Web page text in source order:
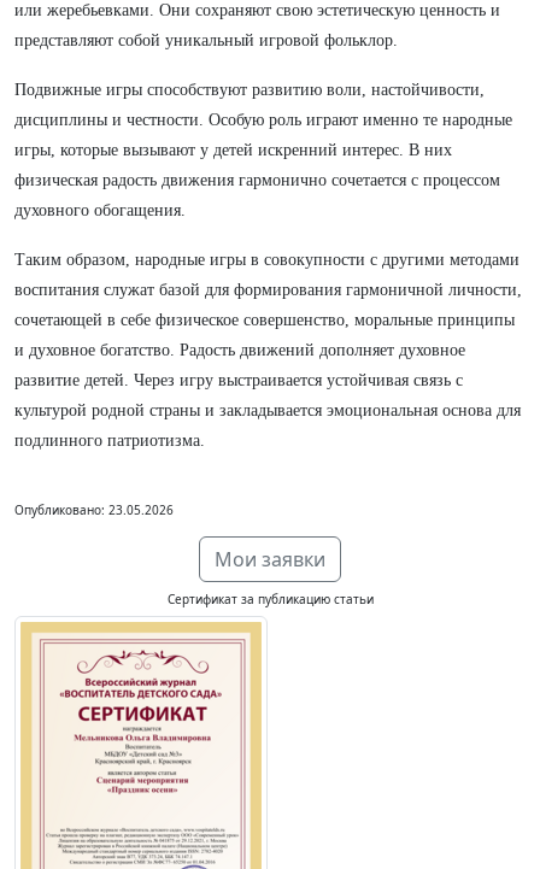
или жеребьевками. Они сохраняют свою эстетическую ценность и
представляют собой уникальный игровой фольклор.
Подвижные игры способствуют развитию воли, настойчивости,
дисциплины и честности. Особую роль играют именно те народные
игры, которые вызывают у детей искренний интерес. В них
физическая радость движения гармонично сочетается с процессом
духовного обогащения.
Таким образом, народные игры в совокупности с другими методами
воспитания служат базой для формирования гармоничной личности,
сочетающей в себе физическое совершенство, моральные принципы
и духовное богатство. Радость движений дополняет духовное
развитие детей. Через игру выстраивается устойчивая связь с
культурой родной страны и закладывается эмоциональная основа для
подлинного патриотизма.
Опубликовано: 23.05.2026
Мои заявки
Сертификат за публикацию статьи